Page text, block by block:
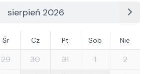
sierpień 2026
Śr Cz Pt Sob Nie
29 30 31 1
2